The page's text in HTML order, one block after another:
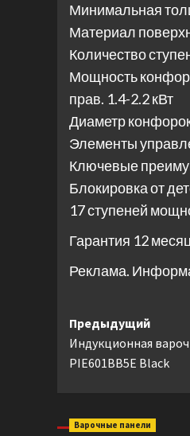
Минимальная
Материал
Количество
Мощность
прав. 1.4-2.2 кВт
Диаметр
Элементы
Ключевые
Блокировка от
17 ступеней
Гарантия 12
Реклама.
Навигация
записи
Предыдущий
Индукционная
PIE601BB5E Black
Варочные панели